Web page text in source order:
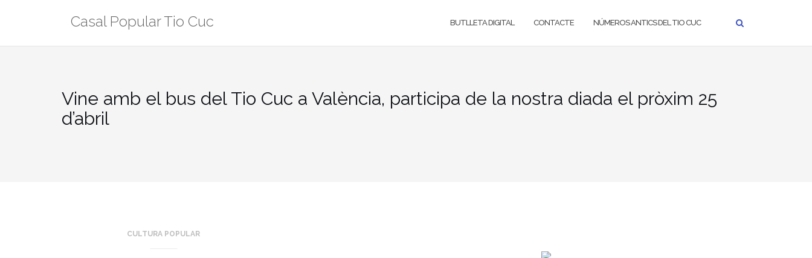
Casal Popular Tio Cuc BUTLLETA DIGITAL CONTACTE NÚMEROS ANTICS DEL TIO CUC
Vine amb el bus del Tio Cuc a València, participa de la nostra diada el pròxim 25
d’abril
CULTURA POPULAR